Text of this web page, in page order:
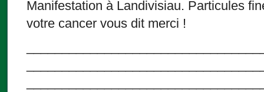
Manifestation à Landivisiau. Particules
votre cancer vous dit merci !